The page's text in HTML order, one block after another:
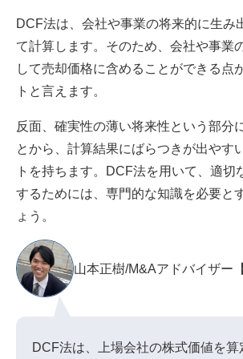
DCF法は、会社や事業の将来的に生み
て計算します。そのため、会社や事業
して売却価格に含めることができる点
トと言えます。
反面、確実性の薄い将来性という部分
とから、計算結果にばらつきが出やす
トを持ちます。DCF法を用いて、適切
するためには、専門的な知識を必要と
ょう。
山本正樹/M&Aアドバイザー
DCF法は、上場会社の株式価値を算